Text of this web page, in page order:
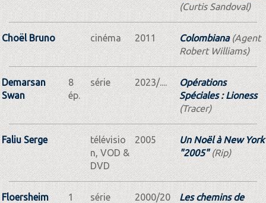
(Curtis Sandoval)
Choël Bruno cinéma 2011 Colombiana(Agent
Robert Williams)
Demarsan
Swan
8
ép.
série 2023/....
Opérations
Spéciales : Lioness
(Tracer)
Faliu Serge
télévisio
n, VOD &
DVD
2005
Un Noël à New York
"2005"(Rip)
Floersheim
1
série
2000/20
Les chemins de